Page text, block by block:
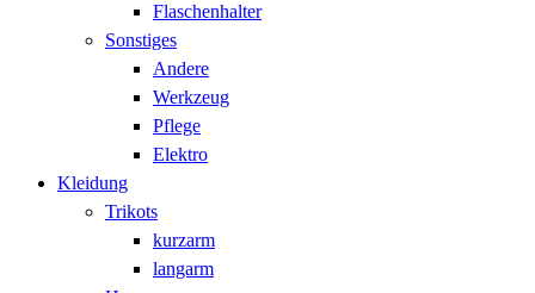
Flaschenhalter
Sonstiges
Andere
Werkzeug
Pflege
Elektro
Kleidung
Trikots
kurzarm
langarm